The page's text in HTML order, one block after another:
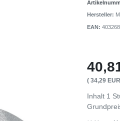
Hersteller:
EAN:
( 34,29
Inhalt 1